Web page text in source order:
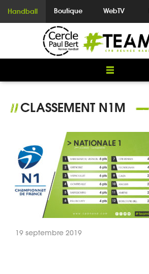
Handball Boutique WebTV
//CLASSEMENT N1M
19 septembre 2019